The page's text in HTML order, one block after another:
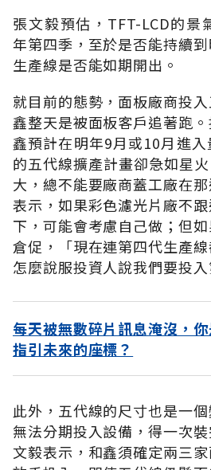
張文毅預估，TFT-LCD的景
年第四季，至於是否能持續
生產線是否能如期開出。
就目前的態勢，面板廠商投
鑫整天是被面板客戶追著跑
鑫預計在明年9月或10月進
的五代線擴產計畫卻急如星
大，總不能要廠商蓋工廠在
表示，如果彩色濾光片廠不
下，可能會考慮自己做；但
倉促，「現在連第四代生產
怎麼說服投資人說我們要投入
每天被無數碎片訊息淹沒，
指引未來的座標？
此外，五代線的尺寸也是一
無法分期投入設備，得一次
文毅表示，和鑫須確定兩三